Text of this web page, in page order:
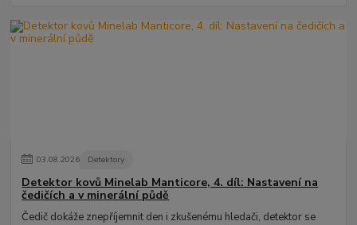
03.08.2026 Detektory
Detektor kovů Minelab Manticore, 4. díl: Nastavení na
čedičích a v minerální půdě
Čedič dokáže znepříjemnit den i zkušenému hledači, detektor se